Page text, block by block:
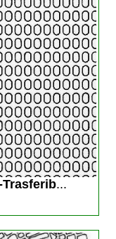
Trasferib...